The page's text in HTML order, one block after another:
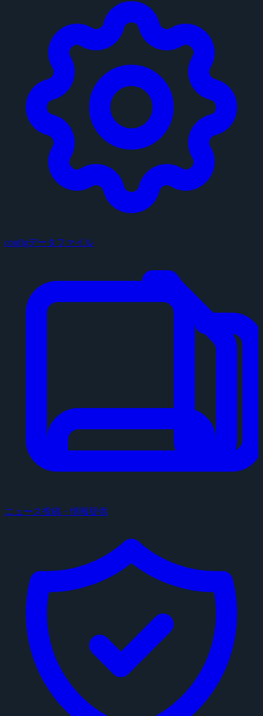
configデータファイル
ニュース投稿・情報提供